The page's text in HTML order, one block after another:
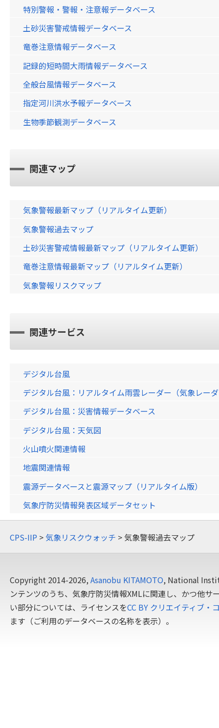
特別警報・警報・注意報データベース
土砂災害警戒情報データベース
竜巻注意情報データベース
記録的短時間大雨情報データベース
全般台風情報データベース
指定河川洪水予報データベース
生物季節観測データベース
関連マップ
気象警報最新マップ（リアルタイム更新）
気象警報過去マップ
土砂災害警戒情報最新マップ（リアルタイム更新）
竜巻注意情報最新マップ（リアルタイム更新）
気象警報リスクマップ
関連サービス
デジタル台風
デジタル台風：リアルタイム雨雲レーダー（気象レー
デジタル台風：災害情報データベース
デジタル台風：天気図
火山噴火関連情報
地震関連情報
震源データベースと震源マップ（リアルタイム版）
気象庁防災情報発表区域データセット
CPS-IIP >気象リスクウォッチ > 気象警報過去マップ
Copyright 2014-2026, Asanobu KITAMOTO, National
ンテンツのうち、気象庁防災情報XMLに関連し、かつ他サ
い部分については、ライセンスをCC BY クリエイティブ・
ます（ご利用のデータベースの名称を表示）。